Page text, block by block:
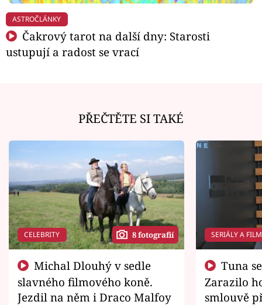
ASTROČLÁNKY
Čakrový tarot na další dny: Starosti
ustupují a radost se vrací
PŘEČTĚTE SI TAKÉ
CELEBRITY 8 fotografií
slavného filmového koně.
Jezdil na něm i Draco Malfoy
SERIÁLY A
Zarazilo
smlouvě